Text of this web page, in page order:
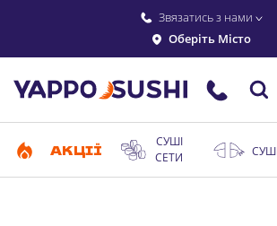
Звязатись з нами
Оберіть Місто
АКЦІЇ
СУШІ
СЕТИ